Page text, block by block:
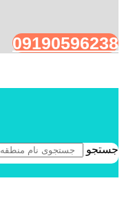
09190596238
جستجو